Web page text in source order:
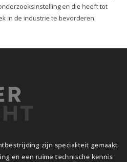
en die heeft tot
in de industrie te bevorderen.
zijn specialiteit gemaakt.
en een ruime technische kennis